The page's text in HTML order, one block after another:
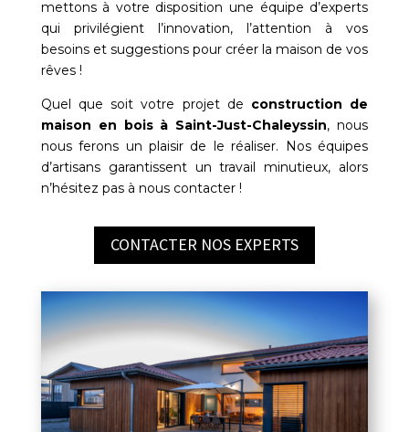
mettons à votre disposition une équipe d’experts
qui privilégient l’innovation, l’attention à vos
besoins et suggestions pour créer la maison de vos
rêves !
Quel que soit votre projet de construction de
maison en bois à Saint-Just-Chaleyssin, nous
nous ferons un plaisir de le réaliser. Nos équipes
d’artisans garantissent un travail minutieux, alors
n’hésitez pas à nous contacter !
CONTACTER NOS EXPERTS